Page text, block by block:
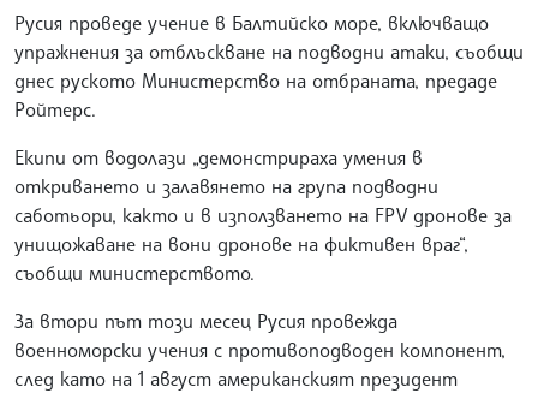
Русия проведе учение в Балтийско море, включващо
упражнения за отблъскване на подводни атаки, съобщи
днес руското Министерство на отбраната, предаде
Ройтерс.
Екипи от водолази „демонстрираха умения в
откриването и залавянето на група подводни
саботьори, както и в използването на FPV дронове за
унищожаване на вони дронове на фиктивен враг“,
съобщи министерството.
За втори път този месец Русия провежда
военноморски учения с противоподводен компонент,
след като на 1 август американският президент